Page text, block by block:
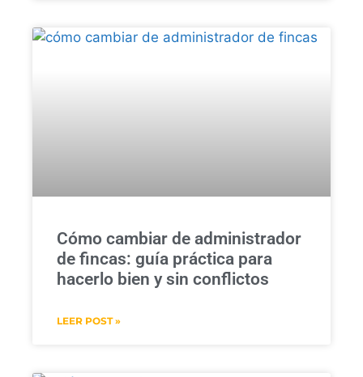
Cómo cambiar de administrador
de fincas: guía práctica para
hacerlo bien y sin conflictos
LEER POST »